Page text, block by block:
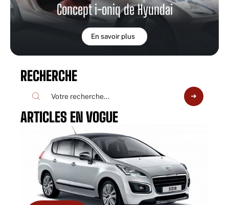
Concept i-oniq de Hyundai
En savoir plus
RECHERCHE
ARTICLES EN VOGUE